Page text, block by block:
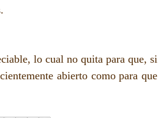
lo cual no quita para que, si
abierto como para que